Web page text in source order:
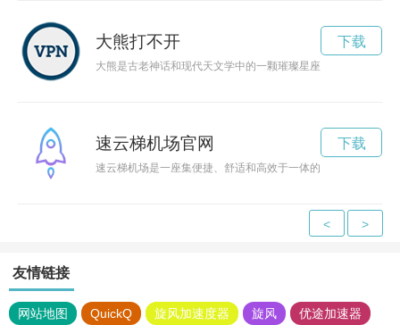
大熊打不开
大熊是古老神话和现代天文学中的一颗璀璨星座，人们常常仰
下载
速云梯机场官网
速云梯机场是一座集便捷、舒适和高效于一体的现代化机场，
下载
< >
友情链接
网站地图 QuickQ 旋风加速度器 旋风 优途加速器